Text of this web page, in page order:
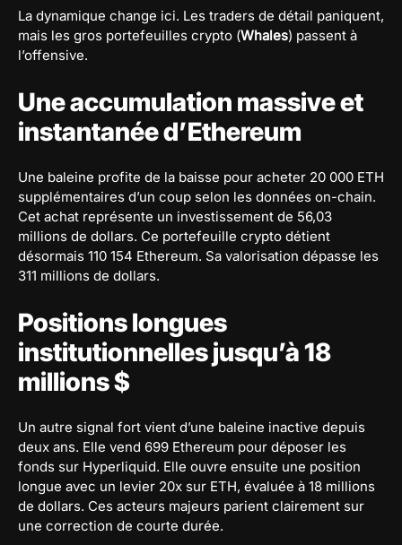
La dynamique change ici. Les traders de détail paniquent,
mais les gros portefeuilles crypto (Whales) passent à
l’offensive.
Une accumulation massive et
instantanée d’Ethereum
Une baleine profite de la baisse pour acheter 20 000 ETH
supplémentaires d’un coup selon les données on-chain.
Cet achat représente un investissement de 56,03
millions de dollars. Ce portefeuille crypto détient
désormais 110 154 Ethereum. Sa valorisation dépasse les
311 millions de dollars.
Positions longues
institutionnelles jusqu’à 18
millions $
Un autre signal fort vient d’une baleine inactive depuis
deux ans. Elle vend 699 Ethereum pour déposer les
fonds sur Hyperliquid. Elle ouvre ensuite une position
longue avec un levier 20x sur ETH, évaluée à 18 millions
de dollars. Ces acteurs majeurs parient clairement sur
une correction de courte durée.